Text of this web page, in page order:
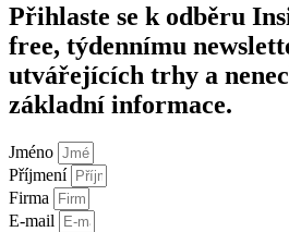
Přihlaste se k odběru
free, týdennímu
utvářejících trhy a
základní informace.
Jméno
Příjmení
Firma
E-mail